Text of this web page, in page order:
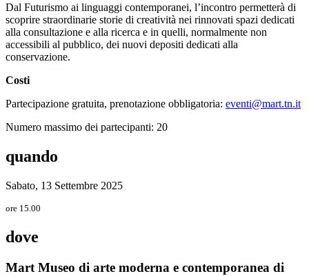
Dal Futurismo ai linguaggi contemporanei, l’incontro permetterà di
scoprire straordinarie storie di creatività nei rinnovati spazi dedicati
alla consultazione e alla ricerca e in quelli, normalmente non
accessibili al pubblico, dei nuovi depositi dedicati alla
conservazione.
Costi
Partecipazione gratuita, prenotazione obbligatoria: eventi@mart.tn.it
Numero massimo dei partecipanti: 20
quando
Sabato, 13 Settembre 2025
ore 15.00
dove
Mart Museo di arte moderna e contemporanea di